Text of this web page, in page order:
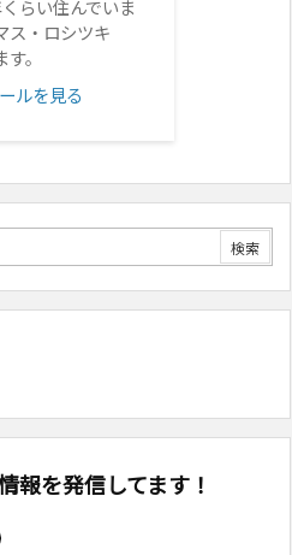
らい住んでいま
ス・ロシツキ
。
ルを見る
報を発信してます！